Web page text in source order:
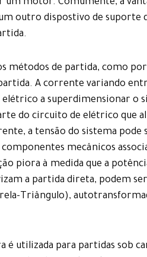
um motor. Comumente, a
outro dispostivo de suporte
métodos de partida, como
A corrente variando
a superdimensionar o
do circuito de elétrico que
a tensão do sistema pode
mecânicos
piora à medida que a
a partida direta, podem
Triângulo),
é utilizada para partidas sob